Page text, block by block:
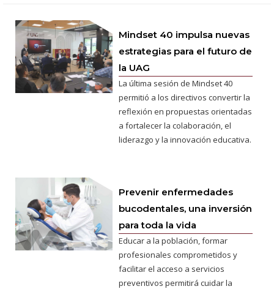
Mindset 40 impulsa nuevas
estrategias para el futuro de
la UAG
La última sesión de Mindset 40
permitió a los directivos convertir la
reflexión en propuestas orientadas
a fortalecer la colaboración, el
liderazgo y la innovación educativa.
Prevenir enfermedades
bucodentales, una inversión
para toda la vida
Educar a la población, formar
profesionales comprometidos y
facilitar el acceso a servicios
preventivos permitirá cuidar la